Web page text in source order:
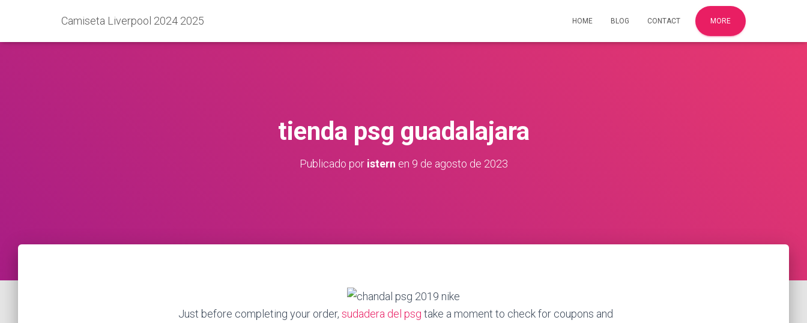
Camiseta Liverpool 2024 2025 HOME BLOG CONTACT MORE
tienda psg guadalajara
Publicado por istern en 9 de agosto de 2023
Just before completing your order, sudadera del psg take a moment to check for coupons and